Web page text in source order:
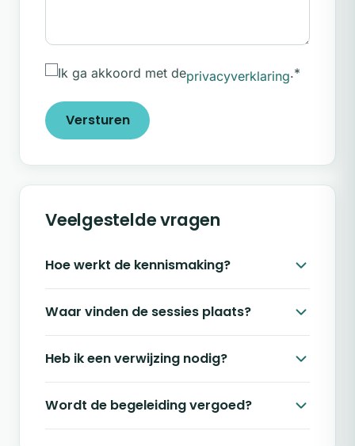
Ik ga akkoord met deprivacyverklaring.*
Versturen
Veelgestelde vragen
Hoe werkt de kennismaking?
Waar vinden de sessies plaats?
Heb ik een verwijzing nodig?
Wordt de begeleiding vergoed?